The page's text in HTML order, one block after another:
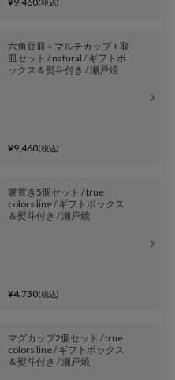
(税込)
六角豆皿 + マルチカップ + 取
皿セット / natural / ギフトボ
ックス＆熨斗付き / 瀬戸焼
¥9,460(税込)
箸置き5個セット / true
colors line / ギフトボックス
＆熨斗付き / 瀬戸焼
¥4,730(税込)
マグカップ2個セット / true
colors line / ギフトボックス
＆熨斗付き / 瀬戸焼